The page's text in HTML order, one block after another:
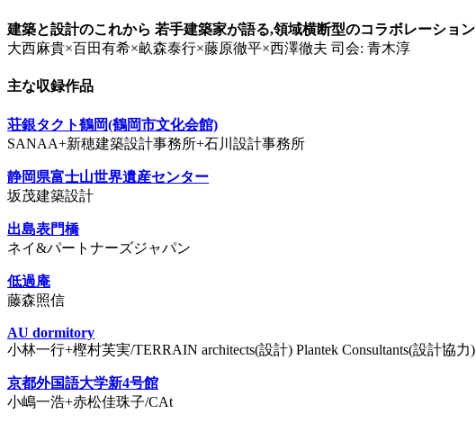
建築と設計のこれから 若手建築家が語る,領域横断型のコラボレーション
大西麻貴×百田有希×畝森泰行×藤原徹平×西澤徹夫 司会: 青木淳
主な収録作品
荘銀タクト鶴岡(鶴岡市文化会館)
SANAA+新穂建築設計事務所+石川設計事務所
静岡県富士山世界遺産センター
坂茂建築設計
出島表門橋
ネイ&パートナーズジャパン
低過庵
藤森照信
AU dormitory
小林一行+樫村芙実/TERRAIN architects(設計) Plantek Consultants(設計協力)
京都外国語大学新4号館
小嶋一浩+赤松佳珠子/CAt